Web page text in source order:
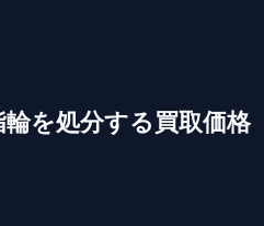
を処分する買取価格